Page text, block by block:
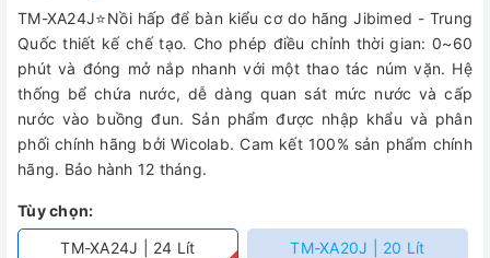
TM-XA24J⭐Nồi hấp để bàn kiểu cơ do hãng Jibimed - Trung
Quốc thiết kế chế tạo. Cho phép điều chỉnh thời gian: 0~60
phút và đóng mở nắp nhanh với một thao tác núm vặn. Hệ
thống bể chứa nước, dễ dàng quan sát mức nước và cấp
nước vào buồng đun. Sản phẩm được nhập khẩu và phân
phối chính hãng bởi Wicolab. Cam kết 100% sản phẩm chính
hãng. Bảo hành 12 tháng.
Tùy chọn:
TM-XA24J | 24 Lít
TM-XA20J | 20 Lít